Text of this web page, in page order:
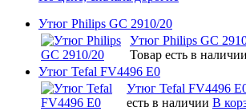
Утюг Philips GC 2910/20
Утюг Philips GC
Товар есть в наличии
Утюг Tefal FV4496 E0
Утюг Tefal FV4496
есть в наличии В